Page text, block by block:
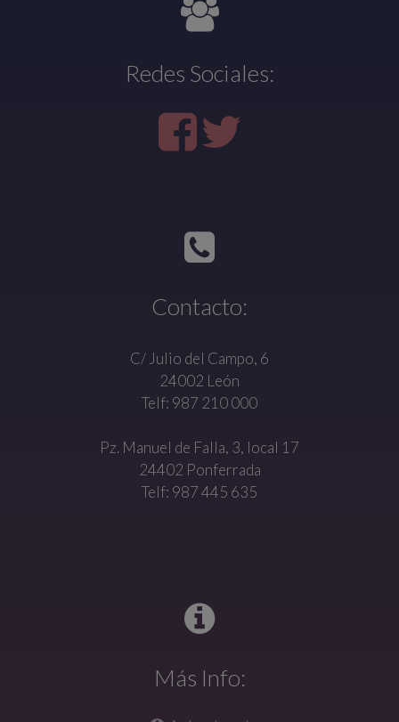
Redes Sociales:
Contacto:
C/ Julio del Campo, 6
24002 León
Telf: 987 210 000
Pz. Manuel de Falla, 3, local 17
24402 Ponferrada
Telf: 987 445 635
Más Info: